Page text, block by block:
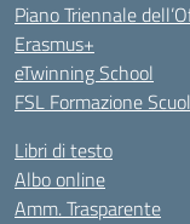
Piano Triennale
Erasmus+
eTwinning School
FSL Formazione
Libri di testo
Albo online
Amm. Trasparente